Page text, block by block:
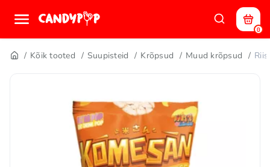
0
Kõik tooted Suupisteid Krõpsud Muud krõpsud